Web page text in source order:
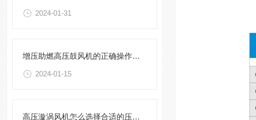
2024-01-31
增压助燃高压鼓风机的正确操作指导原则介绍
2024-01-15
高压漩涡风机怎么选择合适的压力流量？